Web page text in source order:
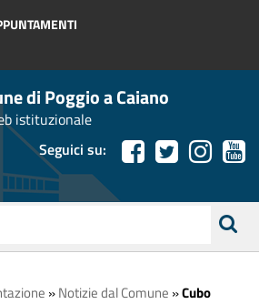
di Poggio a Caiano
istituzionale
Seguici su:
»Notizie dal Comune »Cubo